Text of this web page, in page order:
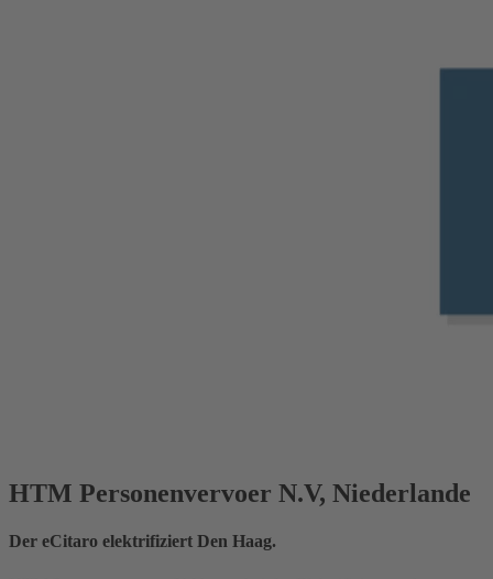
HTM Personenvervoer N.V, Niederlande
Der eCitaro elektrifiziert Den Haag.